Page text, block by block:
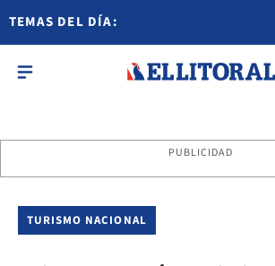
TEMAS DEL DÍA:
PUBLICIDAD
TURISMO NACIONAL